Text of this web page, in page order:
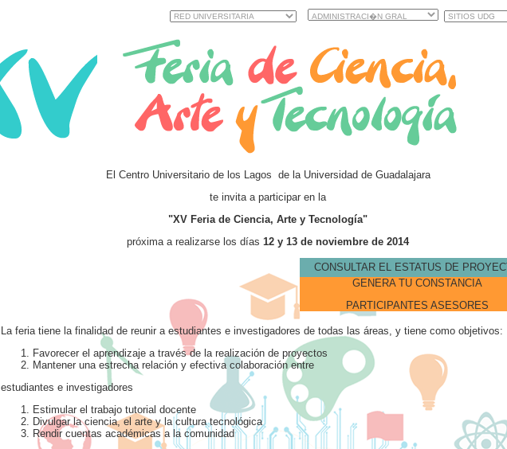
El Centro Universitario de los Lagos de la Universidad de Guadalajara
te invita a participar en la
"XV Feria de Ciencia, Arte y Tecnología"
próxima a realizarse los días 12 y 13 de noviembre de 2014
CONSULTAR EL ESTATUS DE
GENERA TU CONSTANCIA
PARTICIPANTES ASESORES
La feria tiene la finalidad de reunir a estudiantes e investigadores de todas las áreas, y tiene como objetivos:
Favorecer el aprendizaje a través de la realización de proyectos
Mantener una estrecha relación y efectiva colaboración entre
estudiantes e investigadores
Estimular el trabajo tutorial docente
Divulgar la ciencia, el arte y la cultura tecnológica
Rendir cuentas académicas a la comunidad